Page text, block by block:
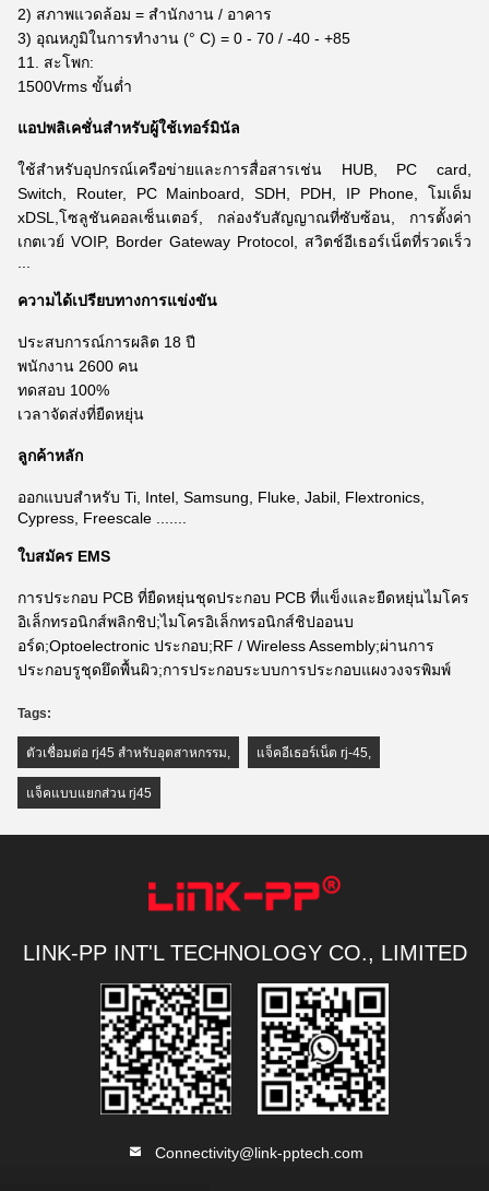
2) สภาพแวดล้อม = สำนักงาน / อาคาร
3) อุณหภูมิในการทำงาน (° C) = 0 - 70 / -40 - +85
11. สะโพก:
1500Vrms ขั้นต่ำ
แอปพลิเคชั่นสำหรับผู้ใช้เทอร์มินัล
ใช้สำหรับอุปกรณ์เครือข่ายและการสื่อสารเช่น HUB, PC card,
Switch, Router, PC Mainboard, SDH, PDH, IP Phone, โมเด็ม
xDSL, โซลูชันคอลเซ็นเตอร์, กล่องรับสัญญาณที่ซับซ้อน, การตั้งค่า
เกตเวย์ VOIP, Border Gateway Protocol, สวิตช์อีเธอร์เน็ตที่รวดเร็ว
ความได้เปรียบทางการแข่งขัน
ประสบการณ์การผลิต 18 ปี
พนักงาน 2600 คน
ทดสอบ 100%
เวลาจัดส่งที่ยืดหยุ่น
ลูกค้าหลัก
ออกแบบสำหรับ Ti, Intel, Samsung, Fluke, Jabil, Flextronics,
Cypress, Freescale .......
ใบสมัคร EMS
การประกอบ PCB ที่ยืดหยุ่นชุดประกอบ PCB ที่แข็งและยืดหยุ่นไมโคร
อิเล็กทรอนิกส์พลิกชิป;ไมโครอิเล็กทรอนิกส์ชิปออนบ
อร์ด;Optoelectronic ประกอบ;RF / Wireless Assembly;ผ่านการ
ประกอบรูชุดยึดพื้นผิว;การประกอบระบบการประกอบแผงวงจรพิมพ์
Tags:
ตัวเชื่อมต่อ rj45 สำหรับอุตสาหกรรม, แจ็คอีเธอร์เน็ต rj-45,
แจ็คแบบแยกส่วน rj45
LINK-PP INT'L TECHNOLOGY CO., LIMITED
Connectivity@link-pptech.com